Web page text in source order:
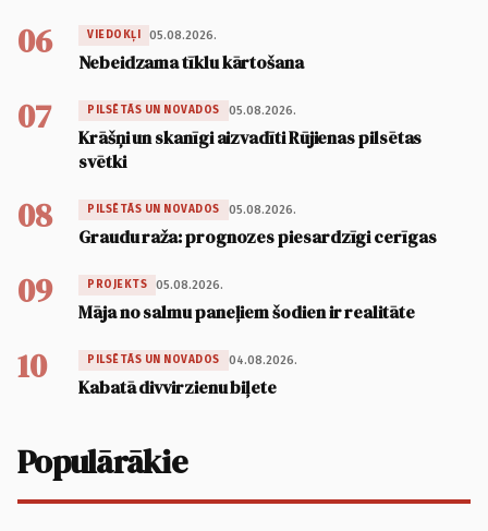
06 VIEDOKĻI 05.08.2026.
Nebeidzama tīklu kārtošana
07 PILSĒTĀS UN NOVADOS 05.08.2026.
Krāšņi un skanīgi aizvadīti Rūjienas pilsētas
svētki
08 PILSĒTĀS UN NOVADOS 05.08.2026.
Graudu raža: prognozes piesardzīgi cerīgas
09 PROJEKTS 05.08.2026.
Māja no salmu paneļiem šodien ir realitāte
10 PILSĒTĀS UN NOVADOS 04.08.2026.
Kabatā divvirzienu biļete
Populārākie